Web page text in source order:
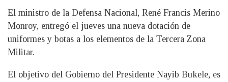
El ministro de la Defensa Nacional, René Francis Merino
Monroy, entregó el jueves una nueva dotación de
uniformes y botas a los elementos de la Tercera Zona
Militar.
El objetivo del Gobierno del Presidente Nayib Bukele, es